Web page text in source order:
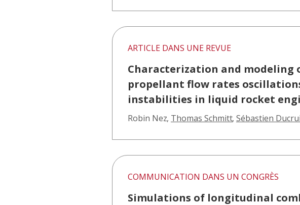
ARTICLE DANS UNE REVUE
Characterization and modeling
propellant flow rates
instabilities in liquid rocket
Robin Nez, Thomas Schmitt, Sébastien
COMMUNICATION DANS UN CONGRÈS
Simulations of longitudinal